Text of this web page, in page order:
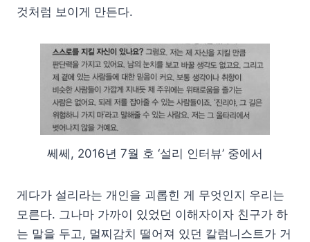
것처럼 보이게 만든다.
쎄쎄, 2016년 7월 호 ‘설리 인터뷰’ 중에서
게다가 설리라는 개인을 괴롭힌 게 무엇인지 우리는
모른다. 그나마 가까이 있었던 이해자이자 친구가 하
는 말을 두고, 멀찌감치 떨어져 있던 칼럼니스트가 거